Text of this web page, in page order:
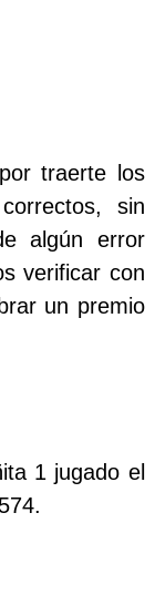
traerte los
sin
algún error
verificar con
un premio
1 jugado el